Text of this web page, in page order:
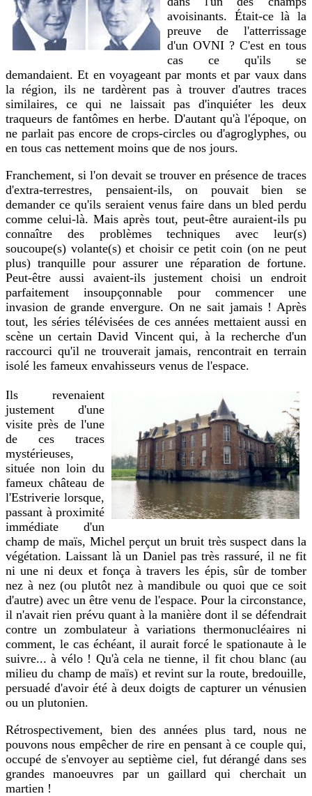
avoisinants. Était-ce là la
preuve de l'atterrissage
d'un OVNI ? C'est en tous
cas ce qu'ils se
demandaient. Et en voyageant par monts et par vaux dans
la région, ils ne tardèrent pas à trouver d'autres traces
similaires, ce qui ne laissait pas d'inquiéter les deux
traqueurs de fantômes en herbe. D'autant qu'à l'époque, on
ne parlait pas encore de crops-circles ou d'agroglyphes, ou
en tous cas nettement moins que de nos jours.
Franchement, si l'on devait se trouver en présence de traces
d'extra-terrestres, pensaient-ils, on pouvait bien se
demander ce qu'ils seraient venus faire dans un bled perdu
comme celui-là. Mais après tout, peut-être auraient-ils pu
connaître des problèmes techniques avec leur(s)
soucoupe(s) volante(s) et choisir ce petit coin (on ne peut
plus) tranquille pour assurer une réparation de fortune.
Peut-être aussi avaient-ils justement choisi un endroit
parfaitement insoupçonnable pour commencer une
invasion de grande envergure. On ne sait jamais ! Après
tout, les séries télévisées de ces années mettaient aussi en
scène un certain David Vincent qui, à la recherche d'un
raccourci qu'il ne trouverait jamais, rencontrait en terrain
isolé les fameux envahisseurs venus de l'espace.
Ils revenaient
justement d'une
visite près de l'une
de ces traces
mystérieuses,
située non loin du
fameux château de
l'Estriverie lorsque,
passant à proximité
immédiate d'un
champ de maïs, Michel perçut un bruit très suspect dans la
végétation. Laissant là un Daniel pas très rassuré, il ne fit
ni une ni deux et fonça à travers les épis, sûr de tomber
nez à nez (ou plutôt nez à mandibule ou quoi que ce soit
d'autre) avec un être venu de l'espace. Pour la circonstance,
il n'avait rien prévu quant à la manière dont il se défendrait
contre un zombulateur à variations thermonucléaires ni
comment, le cas échéant, il aurait forcé le spationaute à le
suivre... à vélo ! Qu'à cela ne tienne, il fit chou blanc (au
milieu du champ de maïs) et revint sur la route, bredouille,
persuadé d'avoir été à deux doigts de capturer un vénusien
ou un plutonien.
Rétrospectivement, bien des années plus tard, nous ne
pouvons nous empêcher de rire en pensant à ce couple qui,
occupé de s'envoyer au septième ciel, fut dérangé dans ses
grandes manoeuvres par un gaillard qui cherchait un
martien !